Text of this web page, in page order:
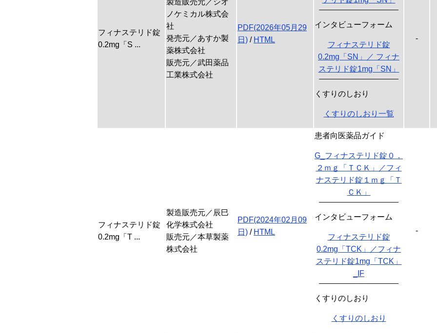
フィナステリド錠
0.2mg「S ...
製造販売元／シオ
ノケミカル株式会
社
発売元／あすか製
薬株式会社
販売元／武田薬品
工業株式会社
PDF(2026年05月29
日) / HTML
インタビューフォーム
フィナステリド錠
0.2mg「SN」／ フィナ
ステリド錠1mg「SN」
くすりのしおり
くすりのしおり一覧
-
フィナステリド錠
0.2mg「T ...
製造販売元／辰巳
化学株式会社
販売元／本草製薬
株式会社
PDF(2024年02月09
日) / HTML
患者向医薬品ガイド
G_フィナステリド錠０．
２ｍｇ「ＴＣＫ」／フィ
ナステリド錠１ｍｇ「Ｔ
ＣＫ」
インタビューフォーム
フィナステリド錠
0.2mg「TCK」／フィナ
ステリド錠1mg「TCK」
_IF
くすりのしおり
くすりのしおり
-